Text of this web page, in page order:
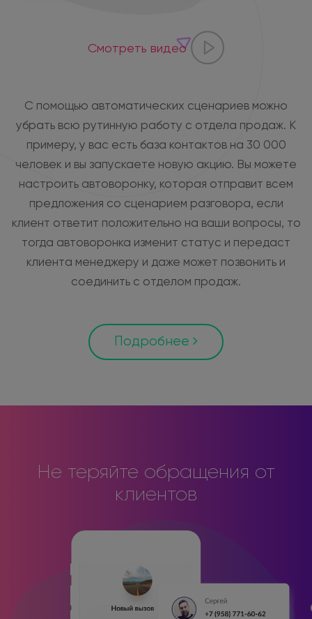
Смотреть видео
С помощью автоматических сценариев можно
убрать всю рутинную работу с отдела продаж. К
примеру, у вас есть база контактов на 30 000
человек и вы запускаете новую акцию. Вы можете
настроить автоворонку, которая отправит всем
предложения со сценарием разговора, если
клиент ответит положительно на ваши вопросы, то
тогда автоворонка изменит статус и передаст
клиента менеджеру и даже может позвонить и
соединить с отделом продаж.
Подробнее
Не теряйте обращения от
клиентов